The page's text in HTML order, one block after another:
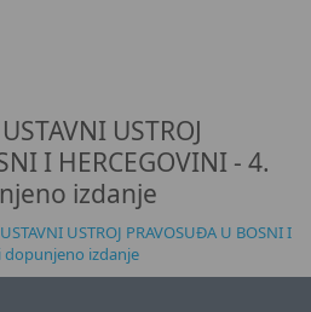
USTROJ
I HERCEGOVINI - 4.
izdanje
USTROJ PRAVOSUĐA U BOSNI I
dopunjeno izdanje